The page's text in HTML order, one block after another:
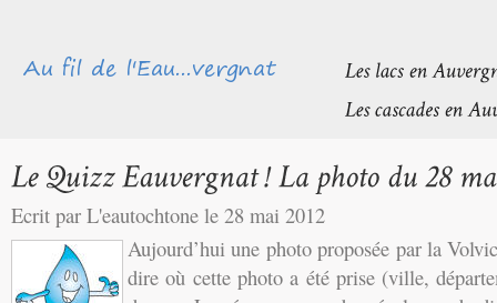
Ecrit par L'eautochtone le 28 mai 2012
Aujourd’hui une photo proposée par la
dire où cette photo a été prise (ville,